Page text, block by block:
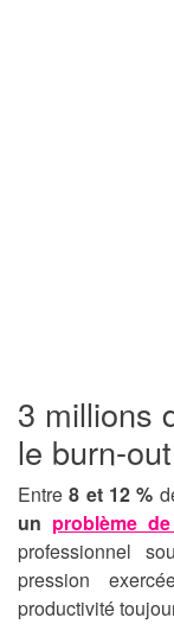
3 millions
le burn-out
Entre8 et 12 %
un problème
professionnel
pression
productivité